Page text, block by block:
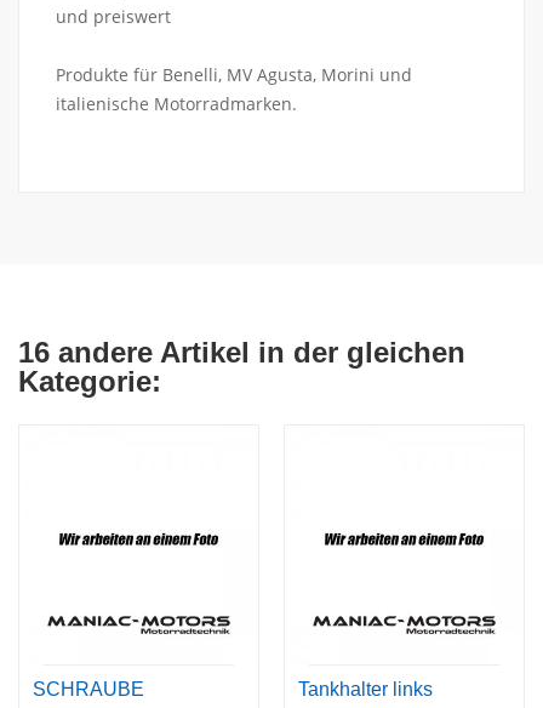
und preiswert
Produkte für Benelli, MV Agusta, Morini und
italienische Motorradmarken.
16 andere Artikel in der gleichen
Kategorie:
SCHRAUBE Tankhalter links